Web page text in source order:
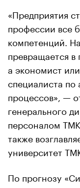
«Предприятия
профессии все
компетенций.
превращается
а экономист
специалиста по
процессов», —
генерального
персоналом
также
университет
По прогнозу